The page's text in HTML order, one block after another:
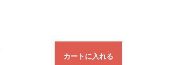
カートに入れる